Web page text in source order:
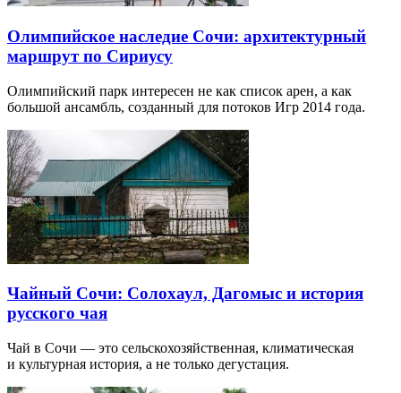
Олимпийское наследие Сочи: архитектурный
маршрут по Сириусу
Олимпийский парк интересен не как список арен, а как
большой ансамбль, созданный для потоков Игр 2014 года.
Чайный Сочи: Солохаул, Дагомыс и история
русского чая
Чай в Сочи — это сельскохозяйственная, климатическая
и культурная история, а не только дегустация.